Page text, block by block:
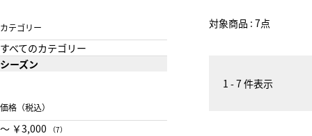
対象商品 : 7点
カテゴリー
すべてのカテゴリー
シーズン
価格（税込）
〜 ￥3,000 （7）
1 - 7 件表示